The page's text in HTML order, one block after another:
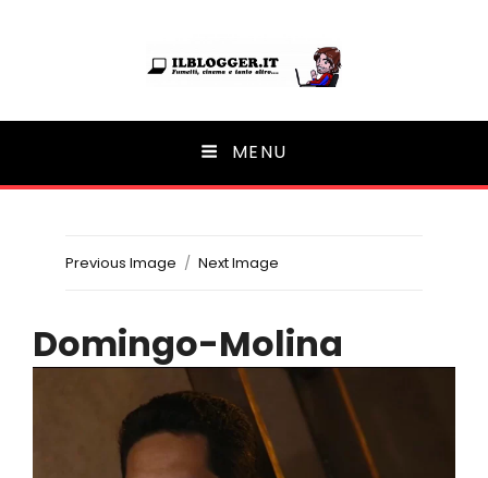
Ilblogger.it
Il portalino di blog | MENU
Previous Image Next Image
Domingo-Molina